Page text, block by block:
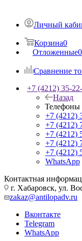
Личный
Корзина0
Отложенные0
Сравнение
+7 (4212) 35-
Назад
Телефоны
+7 (4212)
+7 (4212)
+7 (4212)
+7 (4212)
+7 (4212)
WhatsApp
Контактная
г. Хабаровск, ул.
zakaz@antilopadv.ru
Вконтакте
Telegram
WhatsApp